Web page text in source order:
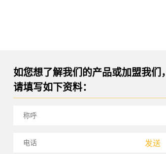
如您想了解我们的产品或加盟我们，
请填写如下资料：
发送